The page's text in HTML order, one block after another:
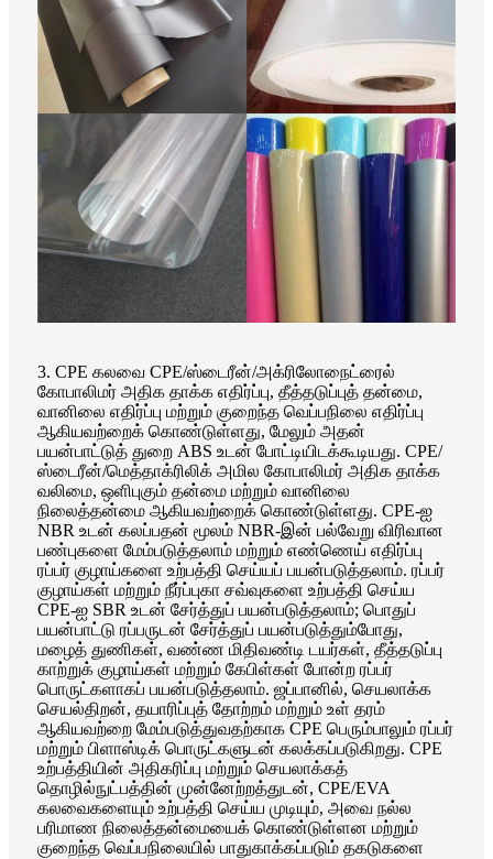
3. CPE கலவை CPE/ஸ்டைரீன்/அக்ரிலோநைட்ரைல்
கோபாலிமர் அதிக தாக்க எதிர்ப்பு, தீத்தடுப்புத் தன்மை,
வானிலை எதிர்ப்பு மற்றும் குறைந்த வெப்பநிலை எதிர்ப்பு
ஆகியவற்றைக் கொண்டுள்ளது, மேலும் அதன்
பயன்பாட்டுத் துறை ABS உடன் போட்டியிடக்கூடியது. CPE/
ஸ்டைரீன்/மெத்தாக்ரிலிக் அமில கோபாலிமர் அதிக தாக்க
வலிமை, ஒளிபுகும் தன்மை மற்றும் வானிலை
நிலைத்தன்மை ஆகியவற்றைக் கொண்டுள்ளது. CPE-ஐ
NBR உடன் கலப்பதன் மூலம் NBR-இன் பல்வேறு விரிவான
பண்புகளை மேம்படுத்தலாம் மற்றும் எண்ணெய் எதிர்ப்பு
ரப்பர் குழாய்களை உற்பத்தி செய்யப் பயன்படுத்தலாம். ரப்பர்
குழாய்கள் மற்றும் நீர்ப்புகா சவ்வுகளை உற்பத்தி செய்ய
CPE-ஐ SBR உடன் சேர்த்துப் பயன்படுத்தலாம்; பொதுப்
பயன்பாட்டு ரப்பருடன் சேர்த்துப் பயன்படுத்தும்போது, ​​
மழைத் துணிகள், வண்ண மிதிவண்டி டயர்கள், தீத்தடுப்பு
காற்றுக் குழாய்கள் மற்றும் கேபிள்கள் போன்ற ரப்பர்
பொருட்களாகப் பயன்படுத்தலாம். ஜப்பானில், செயலாக்க
செயல்திறன், தயாரிப்புத் தோற்றம் மற்றும் உள் தரம்
ஆகியவற்றை மேம்படுத்துவதற்காக CPE பெரும்பாலும் ரப்பர்
மற்றும் பிளாஸ்டிக் பொருட்களுடன் கலக்கப்படுகிறது. CPE
உற்பத்தியின் அதிகரிப்பு மற்றும் செயலாக்கத்
தொழில்நுட்பத்தின் முன்னேற்றத்துடன், CPE/EVA
கலவைகளையும் உற்பத்தி செய்ய முடியும், அவை நல்ல
பரிமாண நிலைத்தன்மையைக் கொண்டுள்ளன மற்றும்
குறைந்த வெப்பநிலையில் பாதுகாக்கப்படும் தகடுகளை